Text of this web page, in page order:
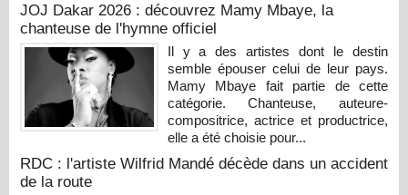
JOJ Dakar 2026 : découvrez Mamy Mbaye, la
chanteuse de l'hymne officiel
Il y a des artistes dont le destin
semble épouser celui de leur pays.
Mamy Mbaye fait partie de cette
catégorie. Chanteuse, auteure-
compositrice, actrice et productrice,
elle a été choisie pour...
RDC : l'artiste Wilfrid Mandé décède dans un accident
de la route